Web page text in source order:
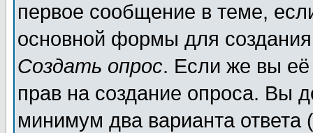
первое сообщение в теме,
основной формы для
Создать опрос. Если же вы её
прав на создание опроса. Вы
минимум два варианта ответа